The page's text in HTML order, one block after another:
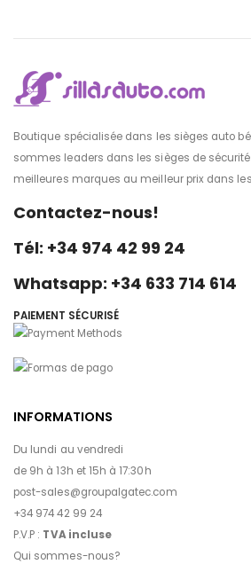
Boutique spécialisée dans les sièges auto
sommes leaders dans les sièges de
meilleures marques au meilleur prix dans
Contactez-nous!
Tél: +34 974 42 99 24
Whatsapp: +34 633 714 614
PAIEMENT SÉCURISÉ
INFORMATIONS
Du lundi au vendredi
de 9h à 13h et 15h à 17:30h
post-sales@groupalgatec.com
+34 974 42 99 24
P.V.P : TVA incluse
Qui sommes-nous?